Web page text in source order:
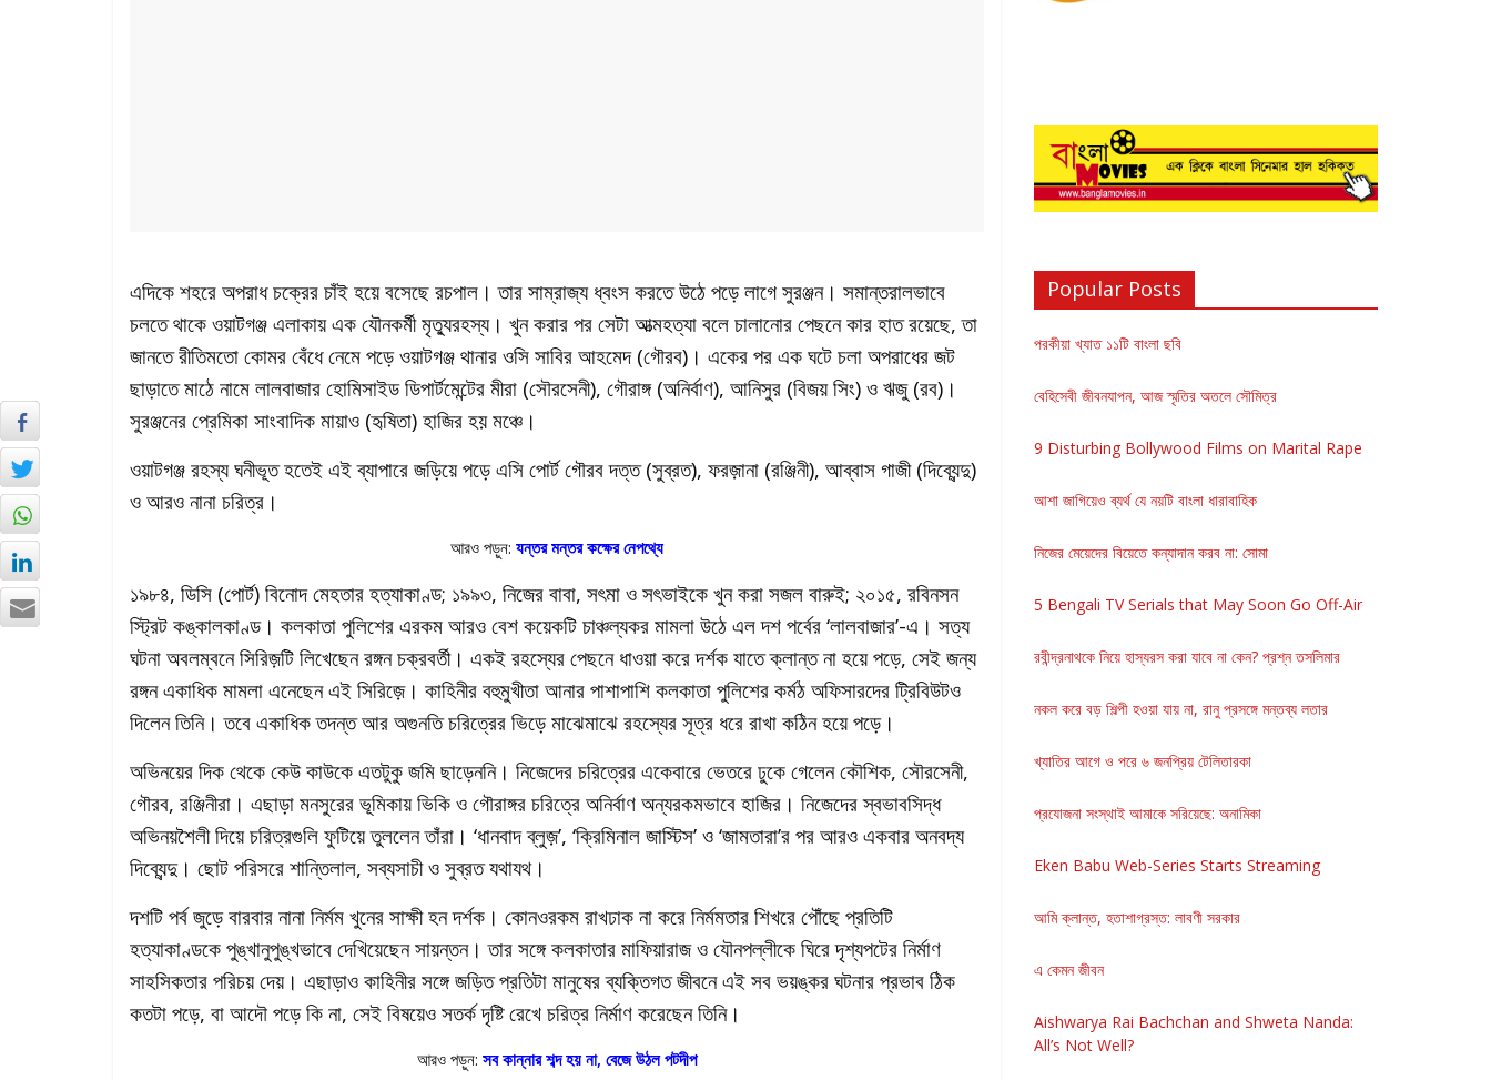
এদিকে শহরে অপরাধ চক্রের চাঁই হয়ে বসেছে রচপাল। তার সাম্রাজ্য ধ্বংস করতে উঠে পড়ে লাগে সুরঞ্জন। সমান্তরালভাবে
চলতে থাকে ওয়াটগঞ্জ এলাকায় এক যৌনকর্মী মৃত্যুরহস্য। খুন করার পর সেটা আত্মহত্যা বলে চালানোর পেছনে কার হাত রয়েছে, তা
জানতে রীতিমতো কোমর বেঁধে নেমে পড়ে ওয়াটগঞ্জ থানার ওসি সাবির আহমেদ (গৌরব)। একের পর এক ঘটে চলা অপরাধের জট
ছাড়াতে মাঠে নামে লালবাজার হোমিসাইড ডিপার্টমেন্টের মীরা (সৌরসেনী), গৌরাঙ্গ (অনির্বাণ), আনিসুর (বিজয় সিং) ও ঋজু (রব)।
সুরঞ্জনের প্রেমিকা সাংবাদিক মায়াও (হৃষিতা) হাজির হয় মঞ্চে।
ওয়াটগঞ্জ রহস্য ঘনীভূত হতেই এই ব্যাপারে জড়িয়ে পড়ে এসি পোর্ট গৌরব দত্ত (সুব্রত), ফরজ়ানা (রঞ্জিনী), আব্বাস গাজী (দিব্যেন্দু)
ও আরও নানা চরিত্র।
আরও পড়ুন: যন্তর মন্তর কক্ষের নেপথ্যে
১৯৮৪, ডিসি (পোর্ট) বিনোদ মেহতার হত্যাকাণ্ড; ১৯৯৩, নিজের বাবা, সৎমা ও সৎভাইকে খুন করা সজল বারুই; ২০১৫, রবিনসন
স্ট্রিট কঙ্কালকাণ্ড। কলকাতা পুলিশের এরকম আরও বেশ কয়েকটি চাঞ্চল্যকর মামলা উঠে এল দশ পর্বের ‘লালবাজার’-এ। সত্য
ঘটনা অবলম্বনে সিরিজ়টি লিখেছেন রঙ্গন চক্রবর্তী। একই রহস্যের পেছনে ধাওয়া করে দর্শক যাতে ক্লান্ত না হয়ে পড়ে, সেই জন্য
রঙ্গন একাধিক মামলা এনেছেন এই সিরিজ়ে। কাহিনীর বহুমুখীতা আনার পাশাপাশি কলকাতা পুলিশের কর্মঠ অফিসারদের ট্রিবিউটও
দিলেন তিনি। তবে একাধিক তদন্ত আর অগুনতি চরিত্রের ভিড়ে মাঝেমাঝে রহস্যের সূত্র ধরে রাখা কঠিন হয়ে পড়ে।
অভিনয়ের দিক থেকে কেউ কাউকে এতটুকু জমি ছাড়েননি। নিজেদের চরিত্রের একেবারে ভেতরে ঢুকে গেলেন কৌশিক, সৌরসেনী,
গৌরব, রঞ্জিনীরা। এছাড়া মনসুরের ভূমিকায় ভিকি ও গৌরাঙ্গর চরিত্রে অনির্বাণ অন্যরকমভাবে হাজির। নিজেদের স্বভাবসিদ্ধ
অভিনয়শৈলী দিয়ে চরিত্রগুলি ফুটিয়ে তুললেন তাঁরা। ‘ধানবাদ ব্লুজ়’, ‘ক্রিমিনাল জাস্টিস’ ও ‘জামতারা’র পর আরও একবার অনবদ্য
দিব্যেন্দু। ছোট পরিসরে শান্তিলাল, সব্যসাচী ও সুব্রত যথাযথ।
দশটি পর্ব জুড়ে বারবার নানা নির্মম খুনের সাক্ষী হন দর্শক। কোনওরকম রাখঢাক না করে নির্মমতার শিখরে পৌঁছে প্রতিটি
হত্যাকাণ্ডকে পুঙ্খানুপুঙ্খভাবে দেখিয়েছেন সায়ন্তন। তার সঙ্গে কলকাতার মাফিয়ারাজ ও যৌনপল্লীকে ঘিরে দৃশ্যপটের নির্মাণ
সাহসিকতার পরিচয় দেয়। এছাড়াও কাহিনীর সঙ্গে জড়িত প্রতিটা মানুষের ব্যক্তিগত জীবনে এই সব ভয়ঙ্কর ঘটনার প্রভাব ঠিক
কতটা পড়ে, বা আদৌ পড়ে কি না, সেই বিষয়েও সতর্ক দৃষ্টি রেখে চরিত্র নির্মাণ করেছেন তিনি।
আরও পড়ুন: সব কান্নার শব্দ হয় না, বেজে উঠল পটদীপ
Popular Posts
পরকীয়া খ্যাত ১১টি বাংলা ছবি
বেহিসেবী জীবনযাপন, আজ স্মৃতির অতলে সৌমিত্র
9 Disturbing Bollywood Films on Marital Rape
আশা জাগিয়েও ব্যর্থ যে নয়টি বাংলা ধারাবাহিক
নিজের মেয়েদের বিয়েতে কন্যাদান করব না: সোমা
5 Bengali TV Serials that May Soon Go Off-Air
রবীন্দ্রনাথকে নিয়ে হাস্যরস করা যাবে না কেন? প্রশ্ন তসলিমার
নকল করে বড় শিল্পী হওয়া যায় না, রানু প্রসঙ্গে মন্তব্য লতার
খ্যাতির আগে ও পরে ৬ জনপ্রিয় টেলিতারকা
প্রযোজনা সংস্থাই আমাকে সরিয়েছে: অনামিকা
Eken Babu Web-Series Starts Streaming
আমি ক্লান্ত, হতাশাগ্রস্ত: লাবণী সরকার
এ কেমন জীবন
Aishwarya Rai Bachchan and Shweta Nanda:
All’s Not Well?